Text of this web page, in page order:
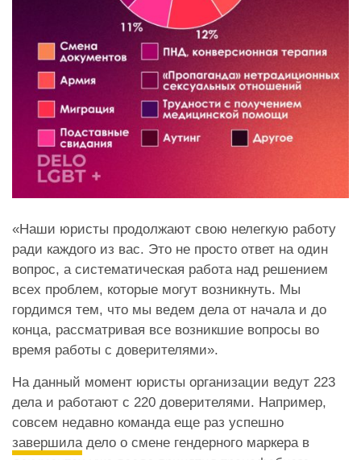
«Наши юристы продолжают свою нелегкую работу
ради каждого из вас. Это не просто ответ на один
вопрос, а систематическая работа над решением
всех проблем, которые могут возникнуть. Мы
гордимся тем, что мы ведем дела от начала и до
конца, рассматривая все возникшие вопросы во
время работы с доверителями».
На данный момент юристы организации ведут 223
дела и работают с 220 доверителями. Например,
совсем недавно команда еще раз успешно
завершила дело о смене гендерного маркера в